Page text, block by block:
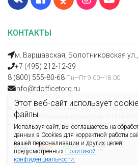
Этот веб-сайт использует
файлы.
Используя сайт, вы соглашаетесь на
данных в Cookies для корректной работы
вашей персонализации и других целей,
предусмотренных Политикой
конфиденциальности.
КОНТАКТЫ
м. Варшавская, Болотниковская ул.,
+7 (495) 212-12-39
8 (800) 555-80-68 Пн—Пт 9:00—18:00
info@tdofficetorg.ru
Мы получаем и обрабатываем персональные данные
соответствии с
. Если вы не
персональных данных, вам необходимо покинуть наш